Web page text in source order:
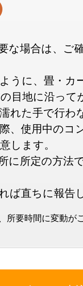
な場合は、ご
うに、畳・カ
目地に沿って
れた手で行わ
、使用中のコ
します。
に所定の方法
ば直ちに報告
所要時間に変動が